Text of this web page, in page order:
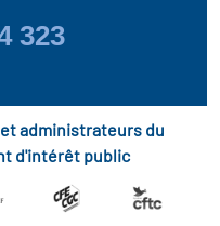
323
administrateurs du
d'intérêt public